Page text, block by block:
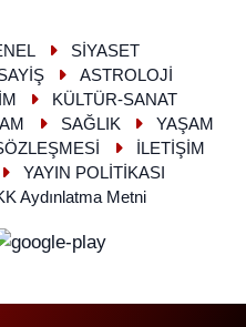
SİYASET
ASTROLOJİ
KÜLTÜR-SANAT
SAĞLIK
YAŞAM
İLETİŞİM
YAYIN POLİTİKASI
Aydınlatma Metni